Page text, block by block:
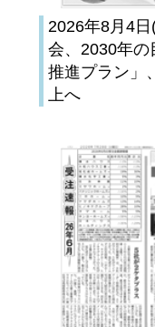
2026年8月4
会、2030年の
推進プラン」
上へ